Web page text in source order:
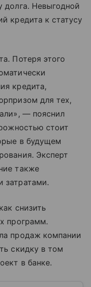
долга. Невыгодной
кредита к статусу
Потеря этого
кредита,
для тех,
— пояснил
стоит
в будущем
Эксперт
также
затратами.
снизить
программ.
продаж компании
скидку в том
в банке.